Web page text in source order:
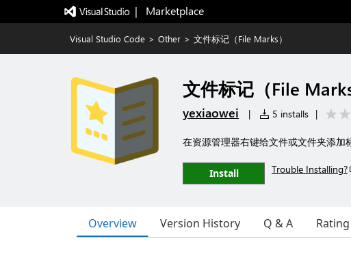
|   Marketplace
Visual Studio Code > Other > 文件标记（File Marks）
文件标记（File Marks
yexiaowei | 5 installs |
在资源管理器右键给文件或文件夹添加
Install Trouble Installing?
Overview Version History Q & A